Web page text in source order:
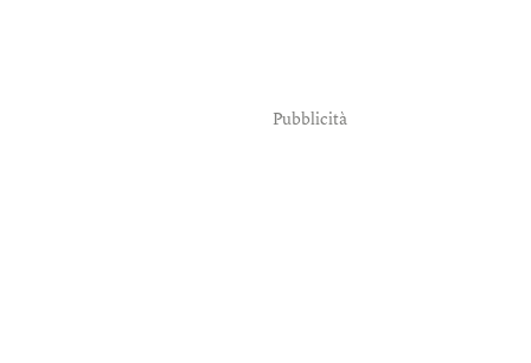
Pubblicità